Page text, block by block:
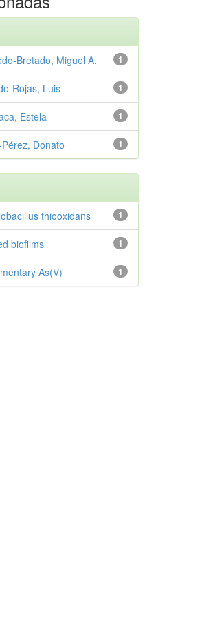
1
Miguel A.
1
Luis
1
Estela
1
Donato
1
thiooxidans
1
biofilms
1
As(V)